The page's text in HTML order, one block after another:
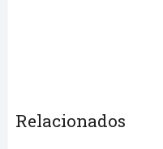
Relacionados